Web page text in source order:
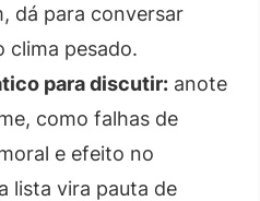
dá para conversar
clima pesado.
para discutir: anote
como falhas de
e efeito no
lista vira pauta de